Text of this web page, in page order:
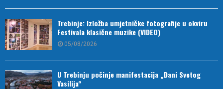
Trebinje: Izložba umjetničke fotografije u okviru
Festivala klasične muzike (VIDEO)
05/08/2026
U Trebinju počinje manifestacija „Dani Svetog
Vasilija“